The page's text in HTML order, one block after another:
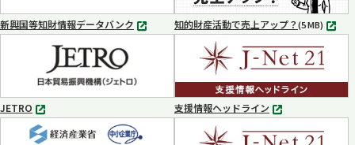
く
く
新興国等知財情報データバンク
別
開
く
知的財産活動で売上アップ？(5 MB) MP4
JETRO
別
タ
支援情報ヘッドライン
別
タ